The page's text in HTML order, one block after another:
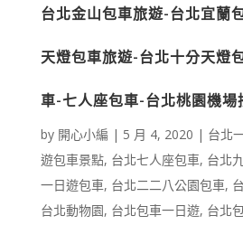
台北金山包車旅遊-台北宜蘭
天燈包車旅遊-台北十分天燈
車-七人座包車-台北桃園機場
by 開心小編 | 5 月 4, 2020 | 台北
遊包車景點, 台北七人座包車, 台北
一日遊包車, 台北二二八公園包車,
台北動物園, 台北包車一日遊, 台北